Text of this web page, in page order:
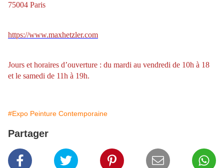
75004 Paris
https://www.maxhetzler.com
Jours et horaires d’ouverture : du mardi au vendredi de 10h à 18
et le samedi de 11h à 19h.
#Expo Peinture Contemporaine
Partager